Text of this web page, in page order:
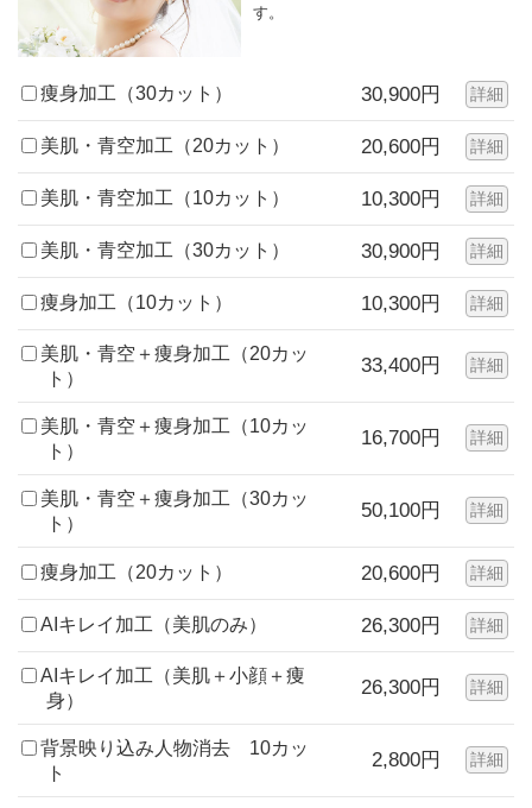
す。
痩身加工（30カット） 30,900円 詳細
美肌・青空加工（20カット） 20,600円 詳細
美肌・青空加工（10カット） 10,300円 詳細
美肌・青空加工（30カット） 30,900円 詳細
痩身加工（10カット） 10,300円 詳細
美肌・青空＋痩身加工（20カッ
ト）
33,400円 詳細
美肌・青空＋痩身加工（10カッ
ト）
16,700円 詳細
美肌・青空＋痩身加工（30カッ
ト）
50,100円 詳細
痩身加工（20カット） 20,600円 詳細
AIキレイ加工（美肌のみ） 26,300円 詳細
AIキレイ加工（美肌＋小顔＋痩
身）
26,300円 詳細
背景映り込み人物消去 10カッ
ト
2,800円 詳細